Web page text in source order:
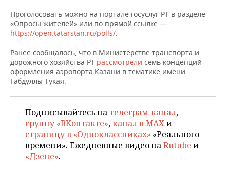
ВОДНЫЕ ВИДЫ СПОРТА
ХОККЕЙ С МЯЧОМ
ОБРАЗОВАНИЕ
ПРОИСШЕСТВИЯ
Проголосовать можно на портале госуслуг РТ в разделе
«Опросы жителей» или по прямой ссылке —
https://open.tatarstan.ru/polls/.
Ранее сообщалось, что в Министерстве транспорта и
дорожного хозяйства РТ рассмотрели семь концепций
оформления аэропорта Казани в тематике имени
Габдуллы Тукая.
Подписывайтесь на телеграм-канал,
группу «ВКонтакте»,канал в MAXи
страницу в «Одноклассниках» «Реального
времени». Ежедневные видео наRutube и
«Дзене».